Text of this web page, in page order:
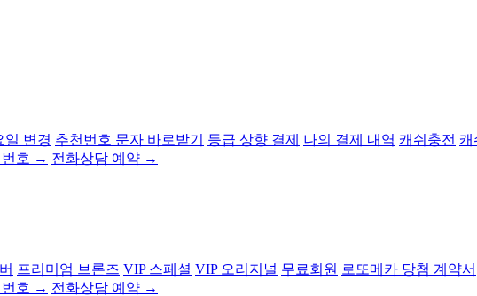
일 변경 추천번호 문자 바로받기 등급 상향 결제 나의 결제 내역 캐쉬충전 캐
번호 → 전화상담 예약 →
프리미엄 브론즈 VIP 스페셜 VIP 오리지널 무료회원 로또메카 당첨 계약서
번호 → 전화상담 예약 →